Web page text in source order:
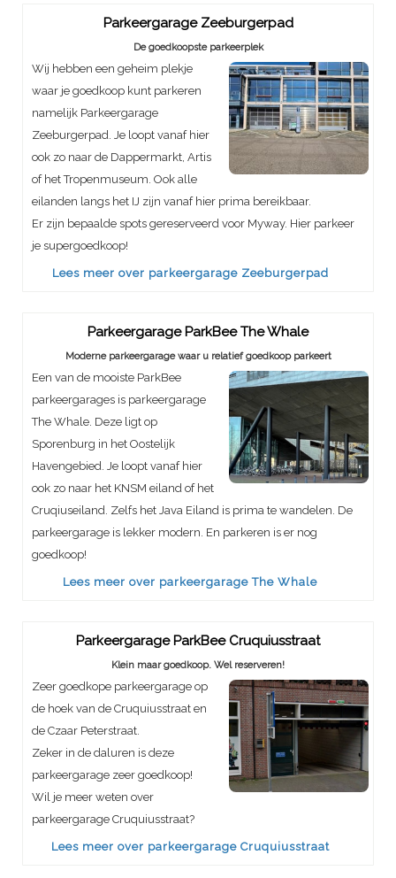
Parkeergarage Zeeburgerpad
De goedkoopste parkeerplek
Wij hebben een geheim plekje
waar je goedkoop kunt parkeren
namelijk Parkeergarage
Zeeburgerpad. Je loopt vanaf hier
ook zo naar de Dappermarkt, Artis
of het Tropenmuseum. Ook alle
eilanden langs het IJ zijn vanaf hier prima bereikbaar.
Er zijn bepaalde spots gereserveerd voor Myway. Hier parkeer
je supergoedkoop!
Lees meer over parkeergarage Zeeburgerpad
Parkeergarage ParkBee The Whale
Moderne parkeergarage waar u relatief goedkoop parkeert
Een van de mooiste ParkBee
parkeergarages is parkeergarage
The Whale. Deze ligt op
Sporenburg in het Oostelijk
Havengebied. Je loopt vanaf hier
ook zo naar het KNSM eiland of het
Cruqiuseiland. Zelfs het Java Eiland is prima te wandelen. De
parkeergarage is lekker modern. En parkeren is er nog
goedkoop!
Lees meer over parkeergarage The Whale
Parkeergarage ParkBee Cruquiusstraat
Klein maar goedkoop. Wel reserveren!
Zeer goedkope parkeergarage op
de hoek van de Cruquiusstraat en
de Czaar Peterstraat.
Zeker in de daluren is deze
parkeergarage zeer goedkoop!
Wil je meer weten over
parkeergarage Cruquiusstraat?
Lees meer over parkeergarage Cruquiusstraat